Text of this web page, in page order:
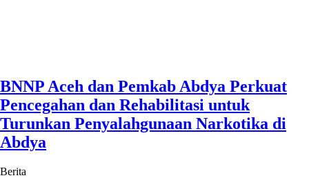
BNNP Aceh dan Pemkab Abdya Perkuat
Pencegahan dan Rehabilitasi untuk
Turunkan Penyalahgunaan Narkotika di
Abdya
Berita